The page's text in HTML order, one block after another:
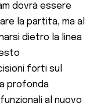
dovrà essere
la partita, ma al
dietro la linea
forti sul
profonda
al nuovo